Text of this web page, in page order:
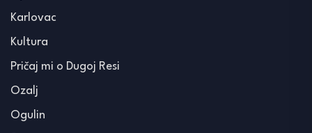
Karlovac
Kultura
Pričaj mi o Dugoj Resi
Ozalj
Ogulin